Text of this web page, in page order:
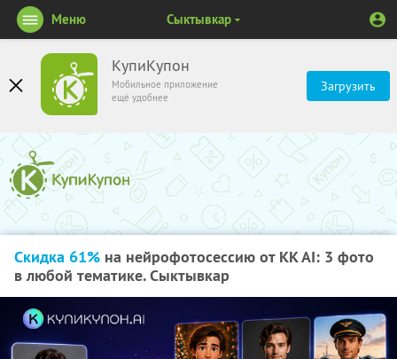
КупиКупон
Мобильное приложение
ещё удобнее
Загрузить
Меню Сыктывкар
Скидка 61% на нейрофотосессию от KK AI: 3 фото
в любой тематике. Сыктывкар